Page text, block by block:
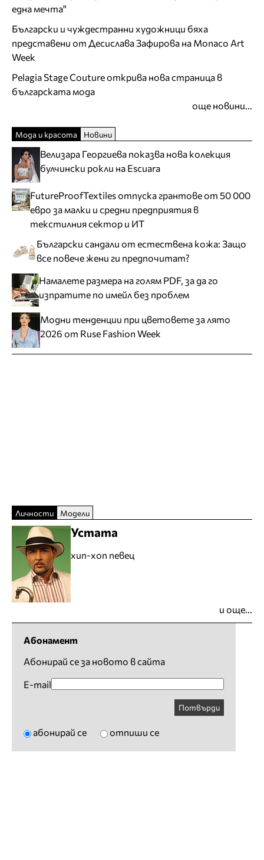
една мечта"
Български и чуждестранни художници бяха
представени от Десислава Зафирова на Monaco Art
Week
Pelagia Stage Couture открива нова страница в
българската мода
още новини...
Мода и красота Новини
Велизара Георгиева показва нова колекция
булчински рокли на Escuara
FutureProofTextiles отпуска грантове от 50 000
евро за малки и средни предприятия в
текстилния сектор и ИТ
Български сандали от естествена кожа: Защо
все повече жени ги предпочитат?
Намалете размера на голям PDF, за да го
изпратите по имейл без проблем
Модни тенденции при цветовете за лято
2026 от Ruse Fashion Week
Личности Модели
Устата
хип-хоп певец
и още...
Абонамент
Абонирай се за новото в сайта
E-mail
Потвърди
абонирай се отпиши се